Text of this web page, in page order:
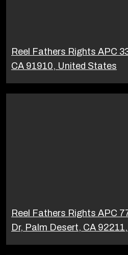
Reel Fathers Rights APC
CA 91910, United States
Reel Fathers Rights APC
Dr, Palm Desert, CA